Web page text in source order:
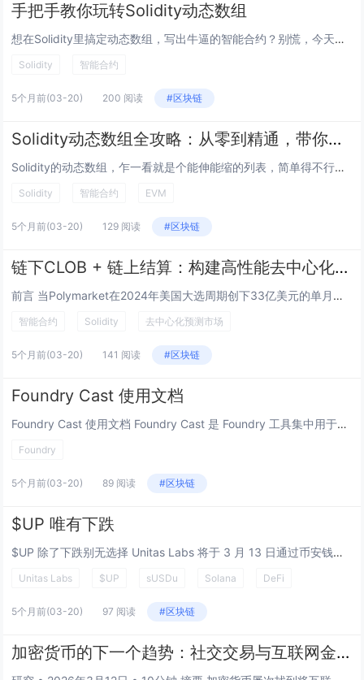
手把手教你玩转Solidity动态数组
想在Solidity里搞定动态数组，写出牛逼的智能合约？别慌，今天咱就来个硬核拆解，从底层存储到代码实现，带你把动态数组的每个细节掰开揉碎！动态数组在Solidity里可是个大杀器，灵活得一批，能存一堆数据，还能随时扩容缩容，简直是写合约的...
Solidity 智能合约
5个月前(03-20) 200 阅读 #区块链
Solidity动态数组全攻略：从零到精通，带你窥探EVM底层！
Solidity的动态数组，乍一看就是个能伸能缩的列表，简单得不行，但你真以为它就这么好搞定？别天真！这玩意儿在以太坊虚拟机（EVM）里藏着无数玄机，从存储布局到gas消耗，从数组操作到字节码细节，稍不留神就可能写出个天价gas的合约！...
Solidity 智能合约 EVM
5个月前(03-20) 129 阅读 #区块链
链下CLOB + 链上结算：构建高性能去中心化预测市场的完整技术栈
前言 当Polymarket在2024年美国大选周期创下33亿美元的单月交易量，当Kalshi与Polymarket在体育博彩与政治预测领域展开白热化竞争，预测市场已从加密实验进化为新一代信息金融基础设施。特别提示：本文仅对相关项目...
智能合约 Solidity 去中心化预测市场
5个月前(03-20) 141 阅读 #区块链
Foundry Cast 使用文档
Foundry Cast 使用文档 Foundry Cast 是 Foundry 工具集中用于与以太坊区块链交互的命令行工具，它允许开发者直接从命令行执行以太坊 RPC 调用、查询链上数据、发送交易以及与智能合约进行交互。 一、Cast...
Foundry
5个月前(03-20) 89 阅读 #区块链
$UP 唯有下跌
$UP 除了下跌别无选择 Unitas Labs 将于 3 月 13 日通过币安钱包 TGE 推出其 $UP 治理代币。该协议在 Solana 上运行一个生息稳定币堆栈——USDu 作为基础美元代币，sUSDu 作为累积收益的质押凭证...
Unitas Labs $UP sUSDu Solana DeFi
5个月前(03-20) 97 阅读 #区块链
加密货币的下一个趋势：社交交易与互联网金融